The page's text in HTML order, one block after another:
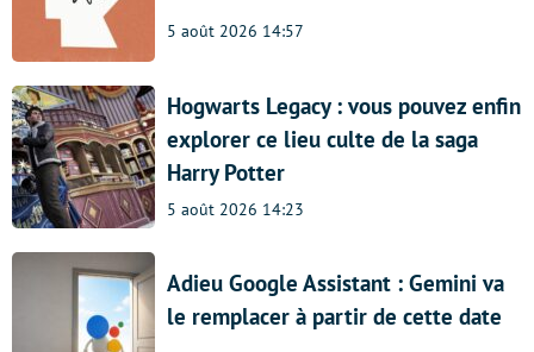
5 août 2026 14:57
Hogwarts Legacy : vous pouvez enfin
explorer ce lieu culte de la saga
Harry Potter
5 août 2026 14:23
Adieu Google Assistant : Gemini va
le remplacer à partir de cette date